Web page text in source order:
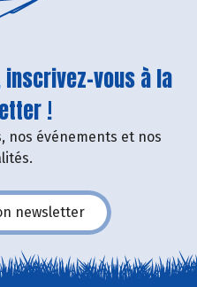
vous à la
!
nos événements et nos
newsletter